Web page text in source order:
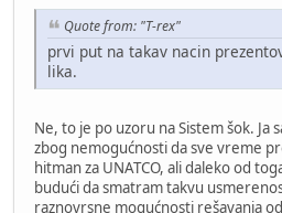
Quote from: "T-rex"
prvi put na takav nacin
lika.
Ne, to je po uzoru na Sistem šok. Ja
zbog nemogućnosti da sve vreme
hitman za UNATCO, ali daleko od
budući da smatram takvu
raznovrsne mogućnosti rešavanja